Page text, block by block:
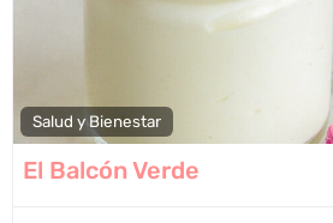
Salud y Bienestar
El Balcón Verde